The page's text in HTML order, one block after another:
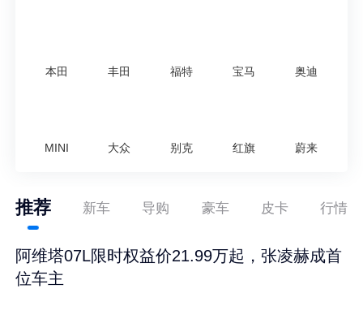
本田 丰田 福特 宝马 奥迪
MINI 大众 别克 红旗 蔚来
推荐 新车 导购 豪车 皮卡 行情
阿维塔07L限时权益价21.99万起，张凌赫成首
位车主